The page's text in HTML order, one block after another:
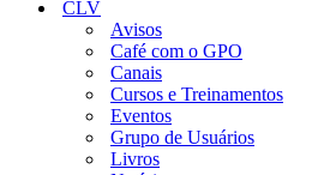
CLV
Avisos
Café com o GPO
Canais
Cursos e Treinamentos
Eventos
Grupo de Usuários
Livros